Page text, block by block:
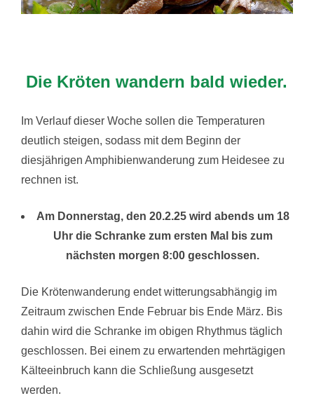
Die Kröten wandern bald wieder.
Im Verlauf dieser Woche sollen die Temperaturen
deutlich steigen, sodass mit dem Beginn der
diesjährigen Amphibienwanderung zum Heidesee zu
rechnen ist.
Am Donnerstag, den 20.2.25 wird abends um 18
Uhr die Schranke zum ersten Mal bis zum
nächsten morgen 8:00 geschlossen.
Die Krötenwanderung endet witterungsabhängig im
Zeitraum zwischen Ende Februar bis Ende März. Bis
dahin wird die Schranke im obigen Rhythmus täglich
geschlossen. Bei einem zu erwartenden mehrtägigen
Kälteeinbruch kann die Schließung ausgesetzt
werden.